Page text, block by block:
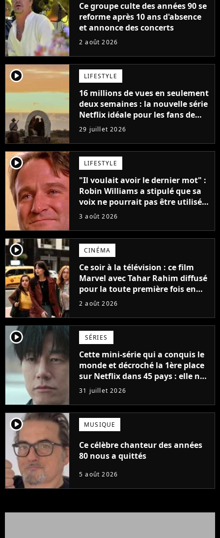
Ce groupe culte des années 90 se
reforme après 10 ans d'absence
et annonce des concerts
2 août 2026
player2 LIFESTYLE
16 millions de vues en seulement
deux semaines : la nouvelle série
Netflix idéale pour les fans de
Yellowstone
29 juillet 2026
player2 LIFESTYLE
"Il voulait avoir le dernier mot" :
Robin Williams a stipulé que sa
voix ne pourrait pas être utilisée
avant 2039, pourtant Disney
inédits
3 août 2026
player2 CINÉMA
Ce soir à la télévision : ce film
Marvel avec Tahar Rahim diffusé
pour la toute première fois en
France
2 août 2026
player2 SÉRIES
Cette mini-série qui a conquis le
monde et décroché la 1ère place
sur Netflix dans 45 pays : elle ne
compte que 10 épisodes et c'est
un phénomène mondial
31 juillet 2026
player2 MUSIQUE
Ce célèbre chanteur des années
80 nous a quittés
5 août 2026